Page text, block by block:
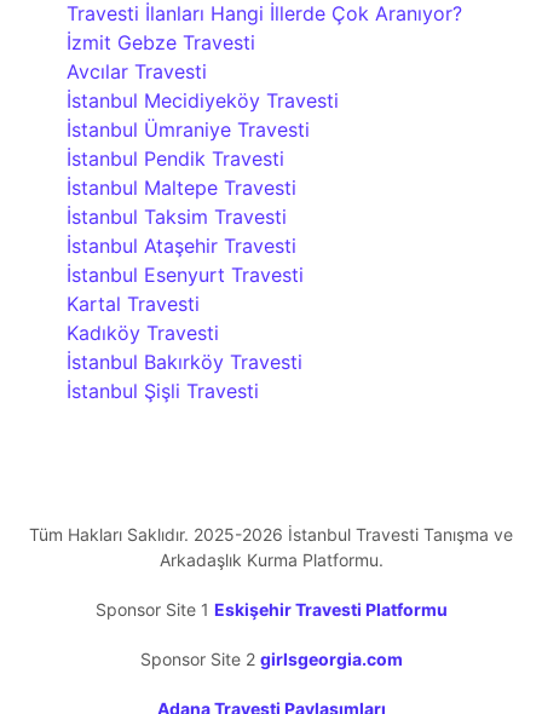
Travesti İlanları Hangi İllerde Çok Aranıyor?
İzmit Gebze Travesti
Avcılar Travesti
İstanbul Mecidiyeköy Travesti
İstanbul Ümraniye Travesti
İstanbul Pendik Travesti
İstanbul Maltepe Travesti
İstanbul Taksim Travesti
İstanbul Ataşehir Travesti
İstanbul Esenyurt Travesti
Kartal Travesti
Kadıköy Travesti
İstanbul Bakırköy Travesti
İstanbul Şişli Travesti
Tüm Hakları Saklıdır. 2025-2026 İstanbul Travesti Tanışma ve
Arkadaşlık Kurma Platformu.
Sponsor Site 1 Eskişehir Travesti Platformu
Sponsor Site 2 girlsgeorgia.com
Adana Travesti Paylaşımları